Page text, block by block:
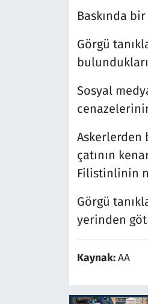
Baskında
Görgü
Sosyal
çatının
Filistinlinin
Görgü
yerinden
Kaynak:AA